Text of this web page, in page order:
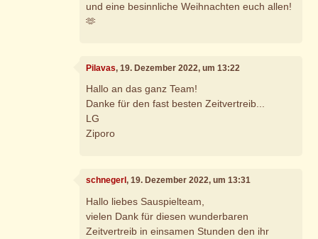
und eine besinnliche Weihnachten euch allen!
🫶
Pilavas, 19. Dezember 2022, um 13:22
Hallo an das ganz Team!
Danke für den fast besten Zeitvertreib...
LG
Ziporo
schnegerl, 19. Dezember 2022, um 13:31
Hallo liebes Sauspielteam,
vielen Dank für diesen wunderbaren
Zeitvertreib in einsamen Stunden den ihr